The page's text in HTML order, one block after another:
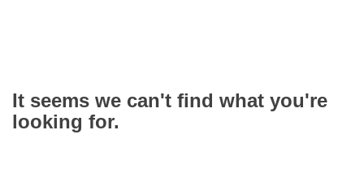
It seems we can't find what you're
looking for.